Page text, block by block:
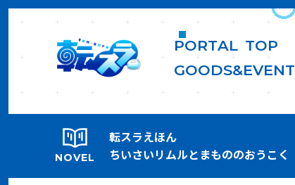
PORTAL TOP
GOODS&EVENT
NOVEL
転スラえほん
ちいさいリムルとまもののおうこく